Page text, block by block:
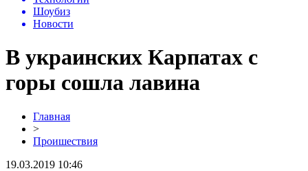
Шоубиз
Новости
В украинских Карпатах с
горы сошла лавина
Главная
>
Проишествия
19.03.2019 10:46